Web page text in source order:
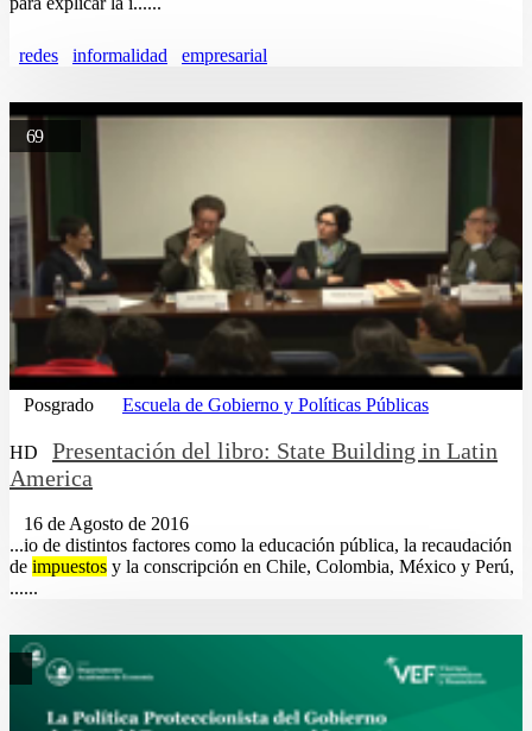
redes informalidad empresarial
69
Posgrado Escuela de Gobierno y Políticas Públicas
HD
Presentación del libro: State Building in Latin
America
16 de Agosto de 2016
...io de distintos factores como la educación pública, la recaudación
de impuestos y la conscripción en Chile, Colombia, México y Perú,
......